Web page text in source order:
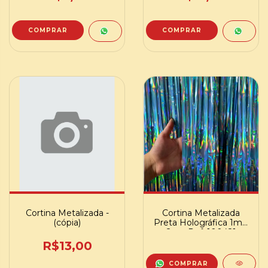
COMPRAR COMPRAR
Cortina Metalizada -
(cópia)
R$13,00
Cortina Metalizada
Preta Holográfica 1m x
2m - Ref. 100421
COMPRAR